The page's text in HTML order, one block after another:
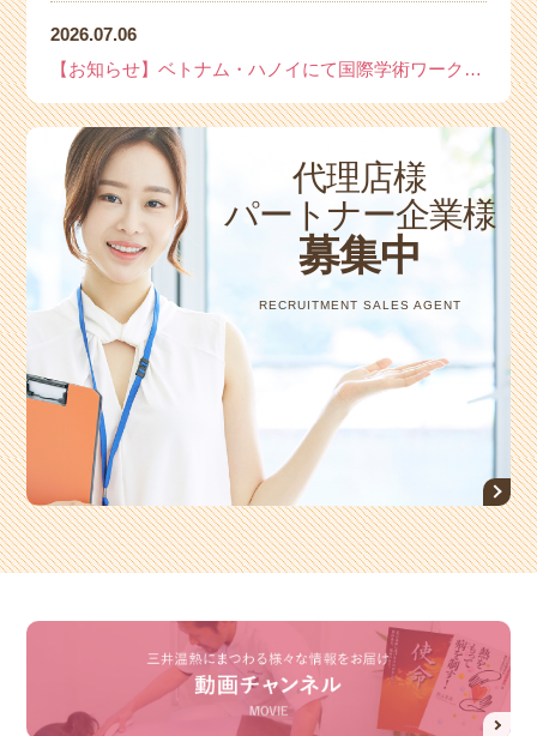
2026.07.06
【お知らせ】ベトナム・ハノイにて国際学術ワークショップを開催いたします
代理店様
パートナー企業様
募集中
RECRUITMENT SALES AGENT